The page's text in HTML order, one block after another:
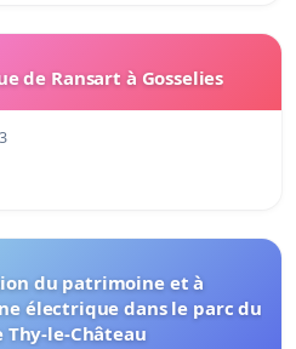
de Ransart à Gosselies
du patrimoine et à
électrique dans le parc du
Thy-le-Château